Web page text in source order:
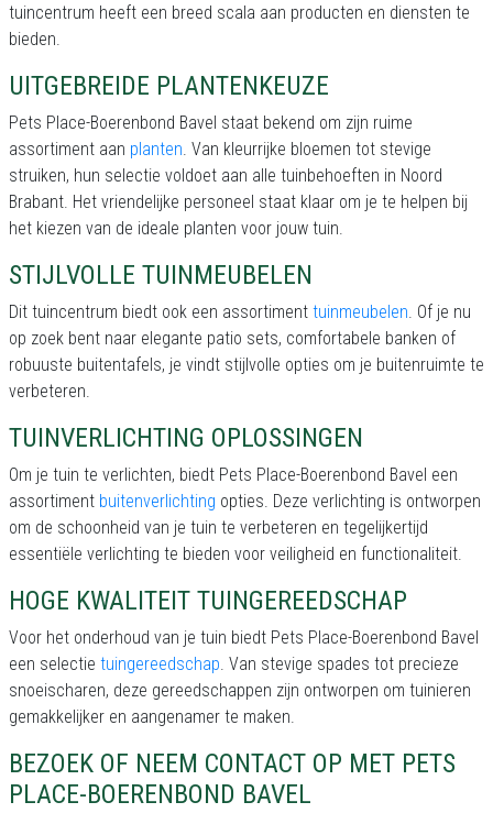
tuincentrum heeft een breed scala aan producten en diensten te
bieden.
UITGEBREIDE PLANTENKEUZE
Pets Place-Boerenbond Bavel staat bekend om zijn ruime
assortiment aan planten. Van kleurrijke bloemen tot stevige
struiken, hun selectie voldoet aan alle tuinbehoeften in Noord
Brabant. Het vriendelijke personeel staat klaar om je te helpen bij
het kiezen van de ideale planten voor jouw tuin.
STIJLVOLLE TUINMEUBELEN
Dit tuincentrum biedt ook een assortiment tuinmeubelen. Of je nu
op zoek bent naar elegante patio sets, comfortabele banken of
robuuste buitentafels, je vindt stijlvolle opties om je buitenruimte te
verbeteren.
TUINVERLICHTING OPLOSSINGEN
Om je tuin te verlichten, biedt Pets Place-Boerenbond Bavel een
assortiment buitenverlichting opties. Deze verlichting is ontworpen
om de schoonheid van je tuin te verbeteren en tegelijkertijd
essentiële verlichting te bieden voor veiligheid en functionaliteit.
HOGE KWALITEIT TUINGEREEDSCHAP
Voor het onderhoud van je tuin biedt Pets Place-Boerenbond Bavel
een selectie tuingereedschap. Van stevige spades tot precieze
snoeischaren, deze gereedschappen zijn ontworpen om tuinieren
gemakkelijker en aangenamer te maken.
BEZOEK OF NEEM CONTACT OP MET PETS
PLACE-BOERENBOND BAVEL